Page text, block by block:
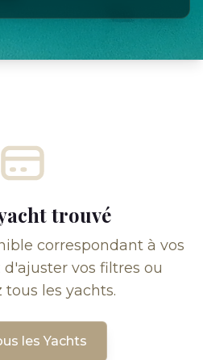
trouvé
correspondant à vos
d'ajuster vos filtres ou
tous les yachts.
les Yachts